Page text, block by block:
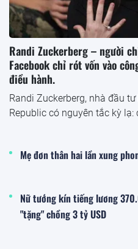
Randi Zuckerberg – người
Facebook chỉ rót vốn vào
điều hành.
Randi Zuckerberg, nhà đầu
Republic có nguyên tắc kỳ lạ:
Mẹ đơn thân hai lần xung
Nữ tướng kín tiếng lương
"tặng" chồng 3 tỷ USD